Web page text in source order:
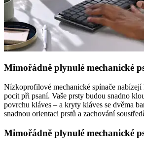
Mimořádně plynulé mechanické
Nízkoprofilové mechanické spínače
pocit při psaní. Vaše prsty budou snadno
povrchu kláves – a kryty kláves se dvěma
snadnou orientaci prstů a zachování
Mimořádně plynulé mechanické